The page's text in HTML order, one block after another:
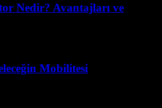
Nedir? Avantajları ve
Mobilitesi